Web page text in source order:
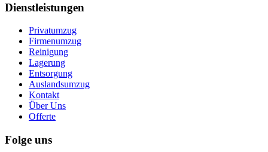
Dienstleistungen
Privatumzug
Firmenumzug
Reinigung
Lagerung
Entsorgung
Auslandsumzug
Kontakt
Über Uns
Offerte
Folge uns